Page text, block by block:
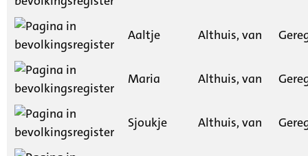
Aaltje Althuis, van
Maria Althuis, van
Sjoukje Althuis, van